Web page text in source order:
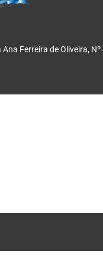
Ferreira de Oliveira,